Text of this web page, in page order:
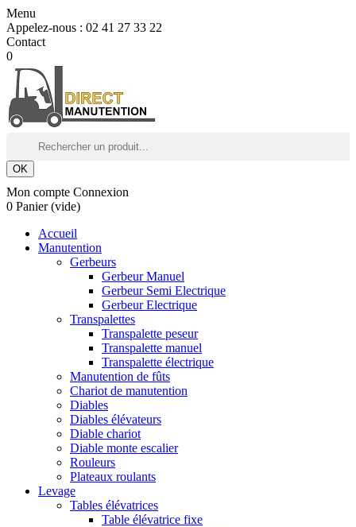
Menu
Appelez-nous : 02 41 27 33 22
Contact
0
OK
Mon compte Connexion
0 Panier (vide)
Accueil
Manutention
Gerbeurs
Gerbeur Manuel
Gerbeur Semi Electrique
Gerbeur Electrique
Transpalettes
Transpalette peseur
Transpalette manuel
Transpalette électrique
Manutention de fûts
Chariot de manutention
Diables
Diables élévateurs
Diable chariot
Diable monte escalier
Rouleurs
Plateaux roulants
Levage
Tables élévatrices
Table élévatrice fixe